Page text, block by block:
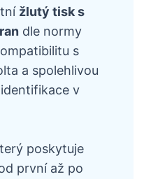
žlutý tisk s
dle normy
s
a spolehlivou
v
poskytuje
první až po